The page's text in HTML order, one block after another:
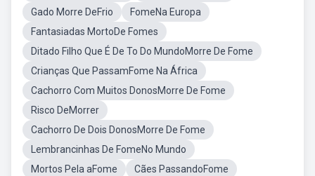
Gado Morre DeFrio
FomeNa Europa
Fantasiadas MortoDe Fomes
Ditado Filho Que É De To Do MundoMorre De Fome
Crianças Que PassamFome Na África
Cachorro Com Muitos DonosMorre De Fome
Risco DeMorrer
Cachorro De Dois DonosMorre De Fome
Lembrancinhas De FomeNo Mundo
Mortos Pela aFome
Cães PassandoFome